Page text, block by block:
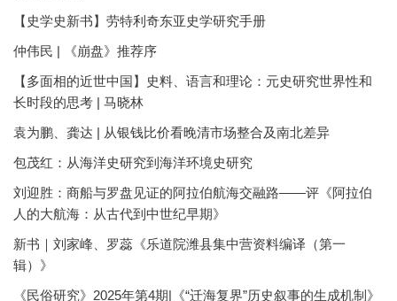
【史学史新书】劳特利奇东亚史学研究手册
仲伟民 | 《崩盘》推荐序
【多面相的近世中国】史料、语言和理论：元史研究世界性和
长时段的思考 | 马晓林
袁为鹏、龚达 | 从银钱比价看晚清市场整合及南北差异
包茂红：从海洋史研究到海洋环境史研究
刘迎胜：商船与罗盘见证的阿拉伯航海交融路——评《阿拉伯
人的大航海：从古代到中世纪早期》
新书｜刘家峰、罗蕊《乐道院潍县集中营资料编译（第一
辑）》
《民俗研究》2025年第4期|《“迁海复界”历史叙事的生成机制》